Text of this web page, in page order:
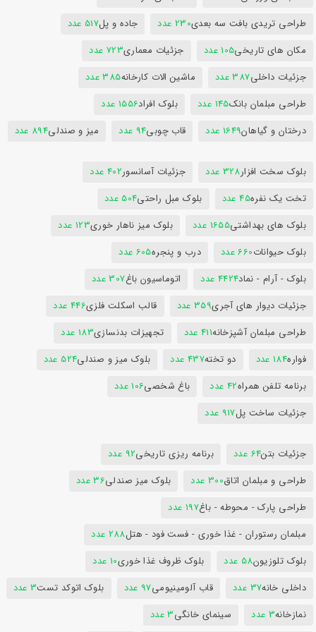
طراحی تریدی بافت سه بعدی230 عدد جاده و پل517 عدد
مکان های تاریخی105 عدد جزئیات معماری723 عدد
جزئیات داخلی387 عدد ماشین الات کارخانه385 عدد
طراحی مبلمان بانک145 عدد بلوک افراد1556 عدد
درختان و گیاهان1649 عدد قاب چوبی94 عدد میز و صندلی894 عدد
بلوک سخت افزار328 عدد جزئیات آسانسور402 عدد
تخت یک نفره45 عدد بلوک مبل راحتی504 عدد
بلوک های بهداشتی1655 عدد بلوک میز ناهار خوری123 عدد
بلوک حیوانات660 عدد درب و پنجره605 عدد
بلوک - آرام - نماد4424 عدد اتوماسیون باغ307 عدد
جزئیات دیوار های آجری359 عدد قالب اسکلت فلزی446 عدد
طراحی مبلمان آشپزخانه411 عدد تجهیزات بدنسازی183 عدد
فواره184 عدد دو تخته437 عدد بلوک میز و صندلی524 عدد
برنامه تلفن همراه42 عدد باغ شخصی106 عدد
جزئیات ساخت پل917 عدد
جزئیات بتن64 عدد برنامه ریزی تاریخی92 عدد
طراحی و مبلمان اتاق300 عدد بلوک میز صندلی36 عدد
طراحی پارک - محوطه - باغ197 عدد
مبلمان رستوران - غذا خوری - فست فود - هتل288 عدد
بلوک تلوزیون58 عدد بلوک ظروف غذا خوری10 عدد
داخلی خانه37 عدد قاب آلومینیومی97 عدد بلوک اتوکد تست3 عدد
نمازخانه3 عدد سینمای خانگی3 عدد